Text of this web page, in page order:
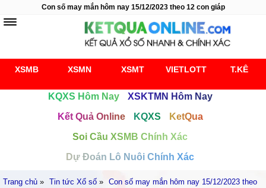
Con số may mắn hôm nay 15/12/2023 theo 12 con giáp
XSMB XSMN XSMT VIETLOTT T.KÊ
KQXS Hôm Nay
XSKTMN Hôm Nay
Kết Quả Online
KQXS
KetQua
Soi Cầu XSMB Chính Xác
Dự Đoán Lô Nuôi Chính Xác
Trang chủ » Tin tức Xổ số » Con số may mắn hôm nay 15/12/2023 theo